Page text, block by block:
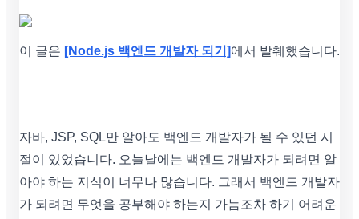
이 글은 [Node.js 백엔드 개발자 되기]에서 발췌했습니다.
자바, JSP, SQL만 알아도 백엔드 개발자가 될 수 있던 시
절이 있었습니다. 오늘날에는 백엔드 개발자가 되려면 알
아야 하는 지식이 너무나 많습니다. 그래서 백엔드 개발자
가 되려면 무엇을 공부해야 하는지 가늠조차 하기 어려운